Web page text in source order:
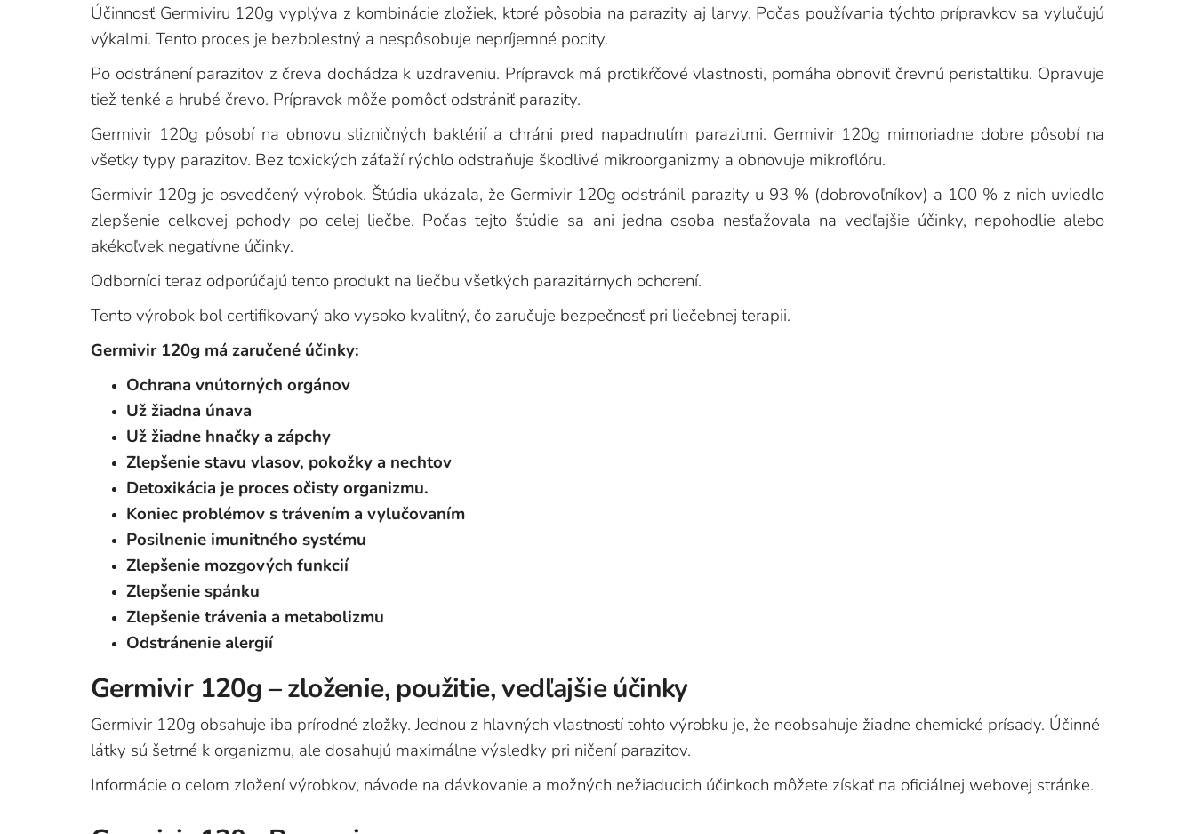
Účinnosť Germiviru 120g vyplýva z kombinácie zložiek, ktoré pôsobia na parazity aj larvy. Počas používania týchto prípravkov sa vylučujú
výkalmi. Tento proces je bezbolestný a nespôsobuje nepríjemné pocity.
Po odstránení parazitov z čreva dochádza k uzdraveniu. Prípravok má protikŕčové vlastnosti, pomáha obnoviť črevnú peristaltiku. Opravuje
tiež tenké a hrubé črevo. Prípravok môže pomôcť odstrániť parazity.
Germivir 120g pôsobí na obnovu slizničných baktérií a chráni pred napadnutím parazitmi. Germivir 120g mimoriadne dobre pôsobí na
všetky typy parazitov. Bez toxických záťaží rýchlo odstraňuje škodlivé mikroorganizmy a obnovuje mikroflóru.
Germivir 120g je osvedčený výrobok. Štúdia ukázala, že Germivir 120g odstránil parazity u 93 % (dobrovoľníkov) a 100 % z nich uviedlo
zlepšenie celkovej pohody po celej liečbe. Počas tejto štúdie sa ani jedna osoba nesťažovala na vedľajšie účinky, nepohodlie alebo
akékoľvek negatívne účinky.
Odborníci teraz odporúčajú tento produkt na liečbu všetkých parazitárnych ochorení.
Tento výrobok bol certifikovaný ako vysoko kvalitný, čo zaručuje bezpečnosť pri liečebnej terapii.
Germivir 120g má zaručené účinky:
Ochrana vnútorných orgánov
Už žiadna únava
Už žiadne hnačky a zápchy
Zlepšenie stavu vlasov, pokožky a nechtov
Detoxikácia je proces očisty organizmu.
Koniec problémov s trávením a vylučovaním
Posilnenie imunitného systému
Zlepšenie mozgových funkcií
Zlepšenie spánku
Zlepšenie trávenia a metabolizmu
Odstránenie alergií
Germivir 120g – zloženie, použitie, vedľajšie účinky
Germivir 120g obsahuje iba prírodné zložky. Jednou z hlavných vlastností tohto výrobku je, že neobsahuje žiadne chemické prísady. Účinné
látky sú šetrné k organizmu, ale dosahujú maximálne výsledky pri ničení parazitov.
Informácie o celom zložení výrobkov, návode na dávkovanie a možných nežiaducich účinkoch môžete získať na oficiálnej webovej stránke.